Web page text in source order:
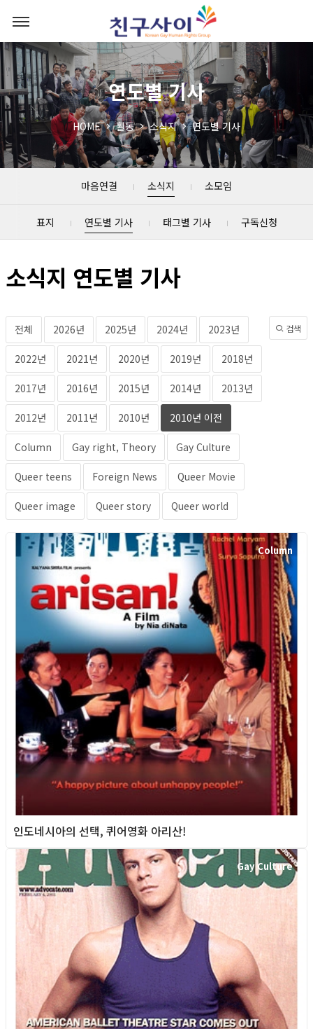
연도별 기사
HOME 활동 소식지 연도별 기사
마음연결 소식지 소모임
표지 연도별 기사 태그별 기사 구독신청
소식지 연도별 기사
전체 2026년 2025년 2024년 2023년
2022년 2021년 2020년 2019년 2018년
2017년 2016년 2015년 2014년 2013년
2012년 2011년 2010년 2010년 이전
Column Gay right, Theory Gay Culture
Queer teens Foreign News Queer Movie
Queer image Queer story Queer world
검색
Column
인도네시아의 선택, 퀴어영화 아리산!
Gay Culture